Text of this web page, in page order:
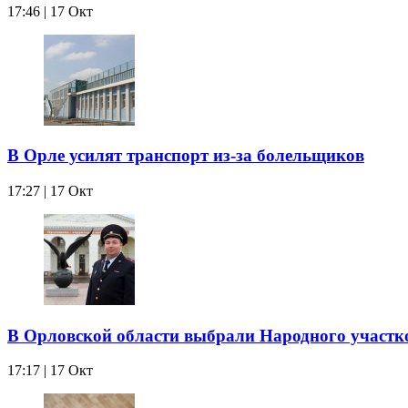
17:46 | 17 Окт
В Орле усилят транспорт из-за болельщиков
17:27 | 17 Окт
В Орловской области выбрали Народного
17:17 | 17 Окт